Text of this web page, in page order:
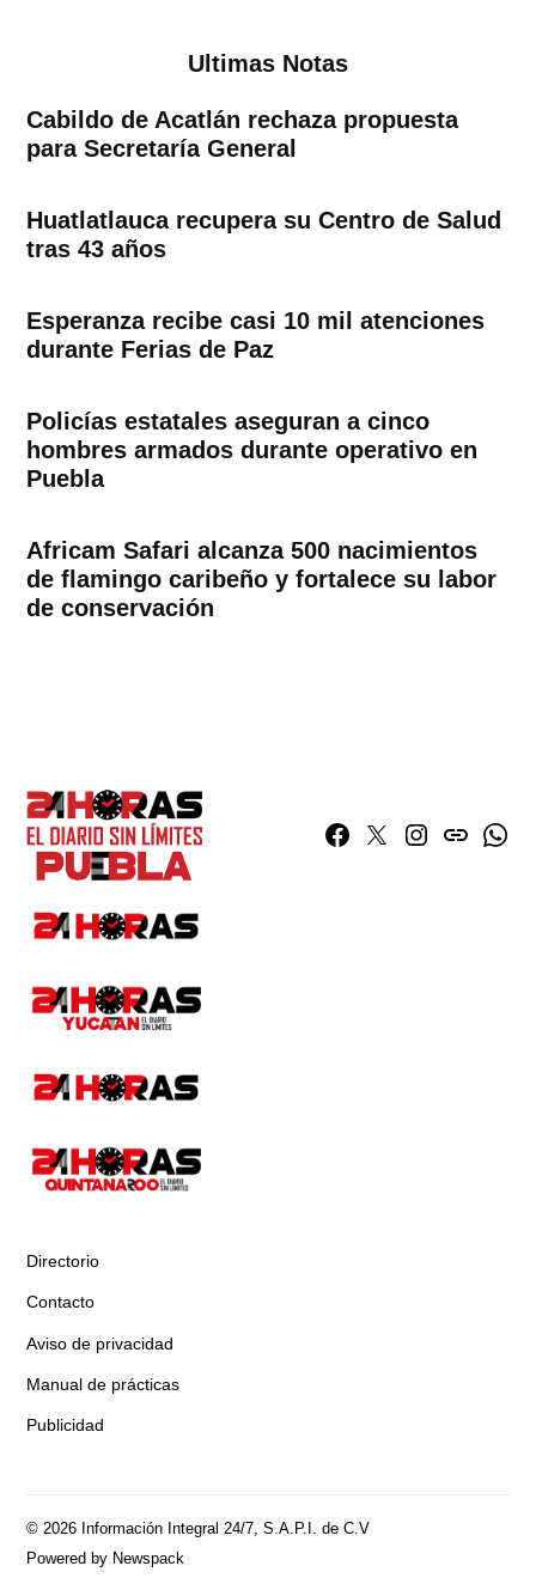
Ultimas Notas
Cabildo de Acatlán rechaza propuesta
para Secretaría General
Huatlatlauca recupera su Centro de Salud
tras 43 años
Esperanza recibe casi 10 mil atenciones
durante Ferias de Paz
Policías estatales aseguran a cinco
hombres armados durante operativo en
Puebla
Africam Safari alcanza 500 nacimientos
de flamingo caribeño y fortalece su labor
de conservación
Facebook
TwitterInstagram
issuu
Directorio
Contacto
Aviso de privacidad
Manual de prácticas
Publicidad
© 2026 Información Integral 24/7, S.A.P.I. de C.V
Powered by Newspack